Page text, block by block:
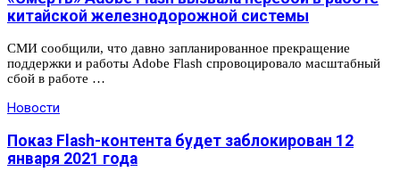
китайской железнодорожной системы
СМИ сообщили, что давно запланированное прекращение
поддержки и работы Adobe Flash спровоцировало масштабный
сбой в работе …
Новости
Показ Flash-контента будет заблокирован 12
января 2021 года